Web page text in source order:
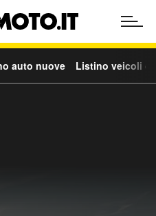
auto nuove Listino veicoli